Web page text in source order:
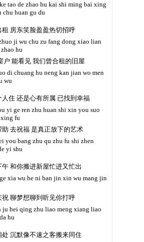
tao de zhao hu kai shi ming bai xing
chu huan gu du
租 房东笑脸盈盈热切招呼
ji wu chu zu fang dong xiao lian
hu
户 能看见 我们曾合租的旧屋
di chuang hu neng kan jian wo men
wu
住 还是心有所属 已找到幸福
yi ge ren zhu huan shi xin you suo
xing fu
去祝福 是真正放下的艺术
you bang zhu qu zhu fu shi zhen
yi shu
和你搬进新屋忙进又忙出
xia wu he ni ban jin xin wu mang jin
聊梦想聊到听见你打呼
ju bei qing zhu liao meng xiang liao
hu
沉默像不速之客搬来同住